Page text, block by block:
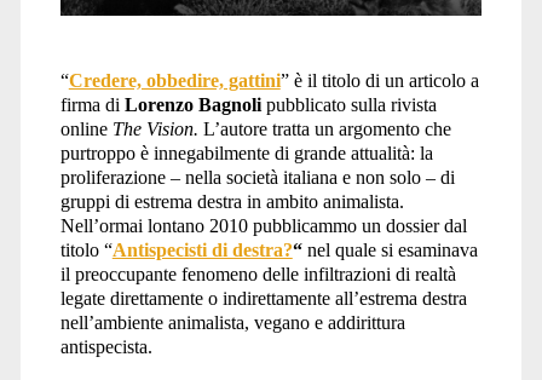
“Credere, obbedire, gattini” è il titolo di un articolo a
firma di Lorenzo Bagnolipubblicato sulla rivista
online The Vision. L’autore tratta un argomento che
purtroppo è innegabilmente di grande attualità: la
proliferazione – nella società italiana e non solo – di
gruppi di estrema destra in ambito animalista.
Nell’ormai lontano 2010 pubblicammo un dossier dal
titolo “Antispecisti di destra?“nel quale si esaminava
il preoccupante fenomeno delle infiltrazioni di realtà
legate direttamente o indirettamente all’estrema destra
nell’ambiente animalista, vegano e addirittura
antispecista.